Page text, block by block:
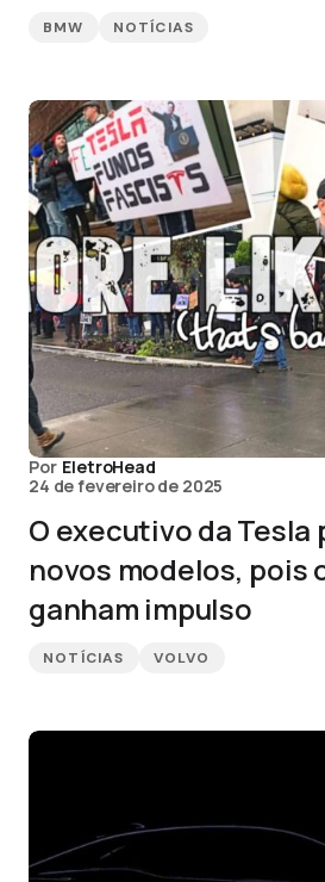
BMW NOTÍCIAS
Por EletroHead
24 de fevereiro de 2025
O executivo da Tesla
novos modelos, pois
ganham impulso
NOTÍCIAS VOLVO